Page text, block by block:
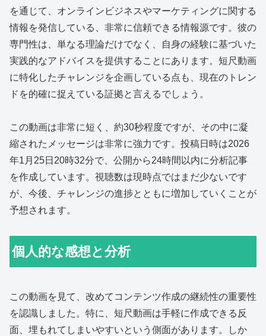
を通じて、オンラインビジネスやマーケティングに関する
情報を発信している、非常に信頼できる情報源です。彼の
専門性は、単なる理論だけでなく、自身の経験に基づいた
実践的なアドバイスを提供することにあります。短尺動画
に特化したチャレンジを企画している点も、現在のトレン
ドを的確に捉えている証拠と言えるでしょう。
この動画は非常に短く、約30秒程度ですが、その中に凝
縮されたメッセージは非常に強力です。投稿日時は2026
年1月25日20時32分で、公開から24時間以内に分析記事
を作成しています。視聴数は現時点ではまだ少ないです
が、今後、チャレンジの進捗とともに増加していくことが
予想されます。
個人的な感想と分析
この動画を見て、改めてコンテンツ作成の継続性の重要性
を認識しました。特に、短尺動画は手軽に作成できる反
面、埋もれてしまいやすいという側面があります。しか